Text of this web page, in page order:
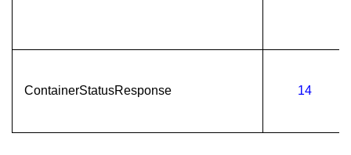
ContainerStatusResponse 14